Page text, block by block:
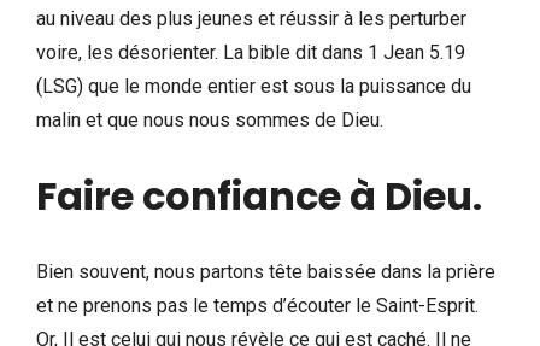
au niveau des plus jeunes et réussir à les perturber
voire, les désorienter. La bible dit dans 1 Jean 5.19
(LSG) que le monde entier est sous la puissance du
malin et que nous nous sommes de Dieu.
Faire confiance à Dieu.
Bien souvent, nous partons tête baissée dans la prière
et ne prenons pas le temps d’écouter le Saint-Esprit.
Or, Il est celui qui nous révèle ce qui est caché. Il ne